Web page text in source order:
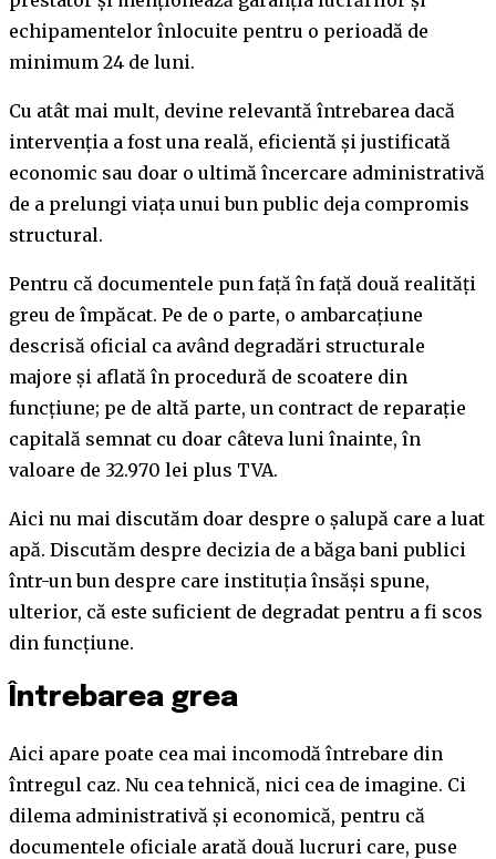
echipamentelor înlocuite pentru o perioadă de
minimum 24 de luni.
Cu atât mai mult, devine relevantă întrebarea dacă
intervenția a fost una reală, eficientă și justificată
economic sau doar o ultimă încercare administrativă
de a prelungi viața unui bun public deja compromis
structural.
Pentru că documentele pun față în față două realități
greu de împăcat. Pe de o parte, o ambarcațiune
descrisă oficial ca având degradări structurale
majore și aflată în procedură de scoatere din
funcțiune; pe de altă parte, un contract de reparație
capitală semnat cu doar câteva luni înainte, în
valoare de 32.970 lei plus TVA.
Aici nu mai discutăm doar despre o șalupă care a luat
apă. Discutăm despre decizia de a băga bani publici
într-un bun despre care instituția însăși spune,
ulterior, că este suficient de degradat pentru a fi scos
din funcțiune.
Întrebarea grea
Aici apare poate cea mai incomodă întrebare din
întregul caz. Nu cea tehnică, nici cea de imagine. Ci
dilema administrativă și economică, pentru că
documentele oficiale arată două lucruri care, puse